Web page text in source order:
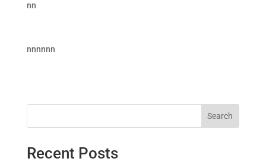
nn
nnnnnn
Search
Recent Posts